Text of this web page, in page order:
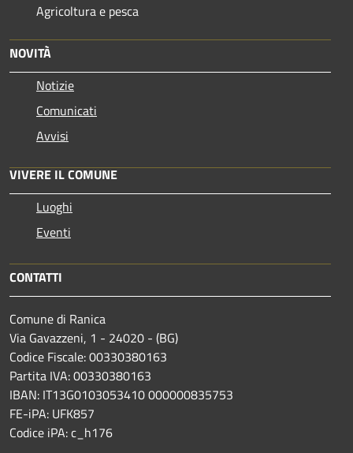
Agricoltura e pesca
NOVITÀ
Notizie
Comunicati
Avvisi
VIVERE IL COMUNE
Luoghi
Eventi
CONTATTI
Comune di Ranica
Via Gavazzeni, 1 - 24020 - (BG)
Codice Fiscale: 00330380163
Partita IVA: 00330380163
IBAN: IT13G0103053410 000000835753
FE-iPA: UFK857
Codice iPA: c_h176